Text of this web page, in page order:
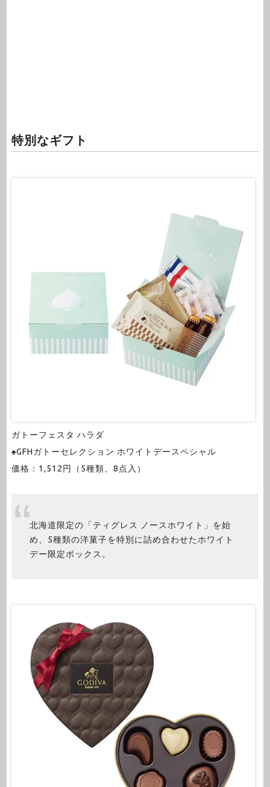
特別なギフト
ガトーフェスタ ハラダ
♠GFHガトーセレクション ホワイトデースペシャル
価格：1,512円（5種類、8点入）
北海道限定の「ティグレス ノースホワイト」を始
め、5種類の洋菓子を特別に詰め合わせたホワイト
デー限定ボックス。